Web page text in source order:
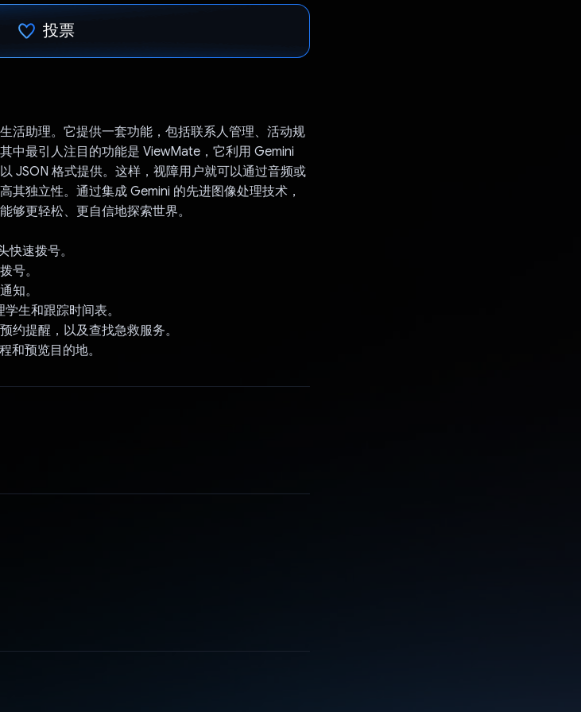
投票
活助理。它提供一套功能，包括联系人管理、活动规
中最引人注目的功能是 ViewMate，它利用 Gemini
JSON 格式提供。这样，视障用户就可以通过音频或
其独立性。通过集成 Gemini 的先进图像处理技术，
够更轻松、更自信地探索世界。
速拨号。
号。
知。
生和跟踪时间表。
约提醒，以及查找急救服务。
和预览目的地。